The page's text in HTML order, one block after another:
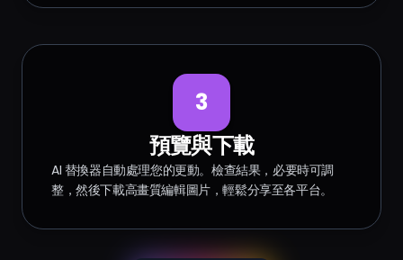
3
預覽與下載
AI 替換器自動處理您的更動。檢查結果，必要時可調
整，然後下載高畫質編輯圖片，輕鬆分享至各平台。